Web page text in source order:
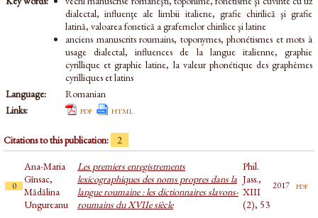
dialectal, influenţe ale limbii italiene, grafie chirilică şi grafie
latină, valoarea fonetică a grafemelor chirilice şi latine
anciens manuscrits roumains, toponymes, phonétismes et mots à
usage dialectal, influences de la langue italienne, graphie
cyrillique et graphie latine, la valeur phonétique des graphèmes
cyrilliques et latins
Language:
Romanian
Links:
pdf html
Citations to this publication: 2
0
Ana-Maria
Gînsac,
Mădălina
Ungureanu
Les premiers enregistrements
lexicographiques des noms propres dans la
langue roumaine : les dictionnaires slavons-
roumains du XVIIe siècle
Phil.
Jass.,
XIII
(2), 53
2017 pdf